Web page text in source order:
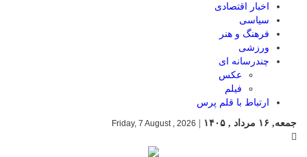
اخبار اقتصادی
سیاسی
فرهنگ و هنر
ورزشی
چندرسانه ای
عکس
فیلم
ارتباط با قلم پرس
جمعه, ۱۶ مرداد , ۱۴۰۵
Friday, 7 August , 2026